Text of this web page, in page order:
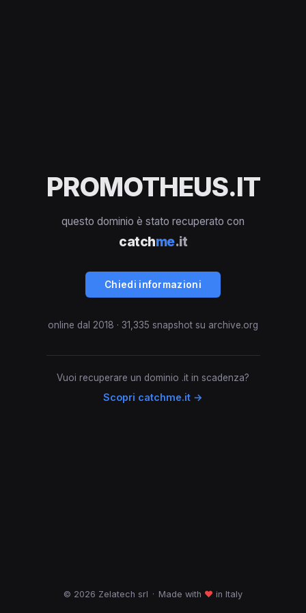
PROMOTHEUS.IT
questo dominio è stato recuperato con
catchme.it
Chiedi informazioni
online dal 2018 · 31,335 snapshot su archive.org
Vuoi recuperare un dominio .it in scadenza?
Scopri catchme.it →
© 2026 Zelatech srl · Made with ♥ in Italy